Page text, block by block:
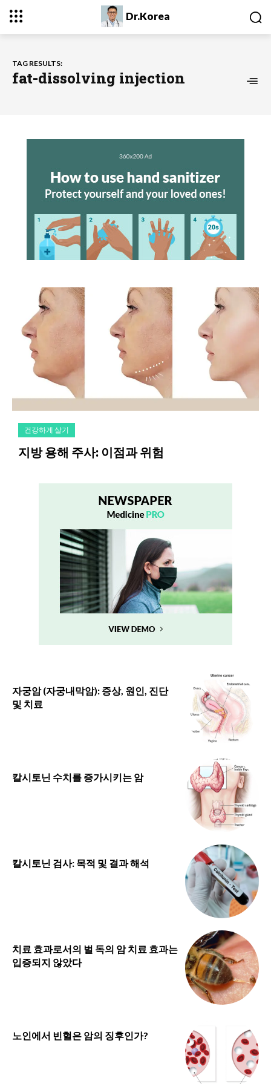
Dr.Korea
TAG RESULTS:
fat-dissolving injection
건강하게 살기
지방 용해 주사: 이점과 위험
자궁암 (자궁내막암): 증상, 원인, 진단
및 치료
칼시토닌 수치를 증가시키는 암
칼시토닌 검사: 목적 및 결과 해석
치료 효과로서의 벌 독의 암 치료 효과는
입증되지 않았다
노인에서 빈혈은 암의 징후인가?